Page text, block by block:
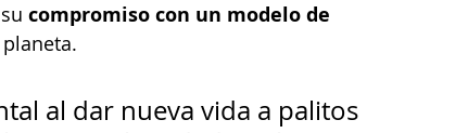
compromiso con un modelo de
al dar nueva vida a palitos